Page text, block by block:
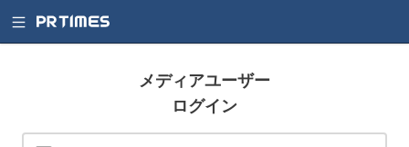
メディアユーザー
ログイン